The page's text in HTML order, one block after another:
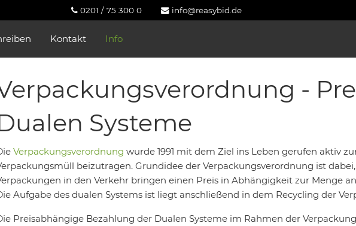
0201 / 75 300 0 info@reasybid.de
Kontakt Info
-
Systeme
Verpackungsverordnung wurde 1991 mit dem Ziel ins Leben gerufen aktiv
beizutragen. Grundidee der Verpackungsverordnung ist
in den Verkehr bringen einen Preis in Abhängigkeit zur Menge
Aufgabe des dualen Systems ist liegt anschließend in dem Recycling der
Preisabhängige Bezahlung der Dualen Systeme im Rahmen der